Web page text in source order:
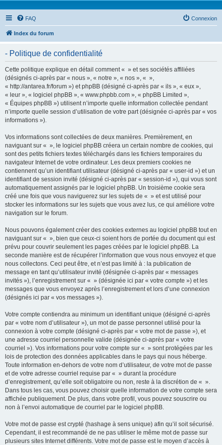
FAQ Connexion
Index du forum
- Politique de confidentialité
Cette politique explique en détail comment « » et ses sociétés affiliées
(désignés ci-après par « nous », « notre », « nos », « »,
« http://antarea.fr/forum ») et phpBB (désigné ci-après par « ils », « eux »,
« leur », « logiciel phpBB », « www.phpbb.com », « phpBB Limited »,
« Équipes phpBB ») utilisent n’importe quelle information collectée pendant
n’importe quelle session d’utilisation de votre part (désignée ci-après par « vos
informations »).
Vos informations sont collectées de deux manières. Premièrement, en
naviguant sur « », le logiciel phpBB créera un certain nombre de cookies, qui
sont des petits fichiers textes téléchargés dans les fichiers temporaires du
navigateur Internet de votre ordinateur. Les deux premiers cookies ne
contiennent qu’un identifiant utilisateur (désigné ci-après par « user-id ») et un
identifiant de session invité (désigné ci-après par « session-id »), qui vous sont
automatiquement assignés par le logiciel phpBB. Un troisième cookie sera
créé une fois que vous naviguerez sur les sujets de « » et est utilisé pour
stocker les informations sur les sujets que vous avez lus, ce qui améliore votre
navigation sur le forum.
Nous pouvons également créer des cookies externes au logiciel phpBB tout en
naviguant sur « », bien que ceux-ci soient hors de portée du document qui est
prévu pour couvrir seulement les pages créées par le logiciel phpBB. La
seconde manière est de récupérer l’information que vous nous envoyez et que
nous collectons. Ceci peut être, et n’est pas limité à : la publication de
message en tant qu’utilisateur invité (désignée ci-après par « messages
invités »), l’enregistrement sur « » (désignée ici par « votre compte ») et les
messages que vous envoyez après l’enregistrement et lors d’une connexion
(désignés ici par « vos messages »).
Votre compte contiendra au minimum un identifiant unique (désigné ci-après
par « votre nom d’utilisateur »), un mot de passe personnel utilisé pour la
connexion à votre compte (désigné ci-après par « votre mot de passe »), et
une adresse courriel personnelle valide (désignée ci-après par « votre
courriel »). Vos informations pour votre compte sur « » sont protégées par les
lois de protection des données applicables dans le pays qui nous héberge.
Toute information en-dehors de votre nom d’utilisateur, de votre mot de passe
et de votre adresse courriel requise par « » durant la procédure
d’enregistrement, qu’elle soit obligatoire ou non, reste à la discrétion de « ».
Dans tous les cas, vous pouvez choisir quelle information de votre compte sera
affichée publiquement. De plus, dans votre profil, vous pouvez souscrire ou
non à l’envoi automatique de courriel par le logiciel phpBB.
Votre mot de passe est crypté (hashage à sens unique) afin qu’il soit sécurisé.
Cependant, il est recommandé de ne pas utiliser le même mot de passe sur
plusieurs sites Internet différents. Votre mot de passe est le moyen d’accès à